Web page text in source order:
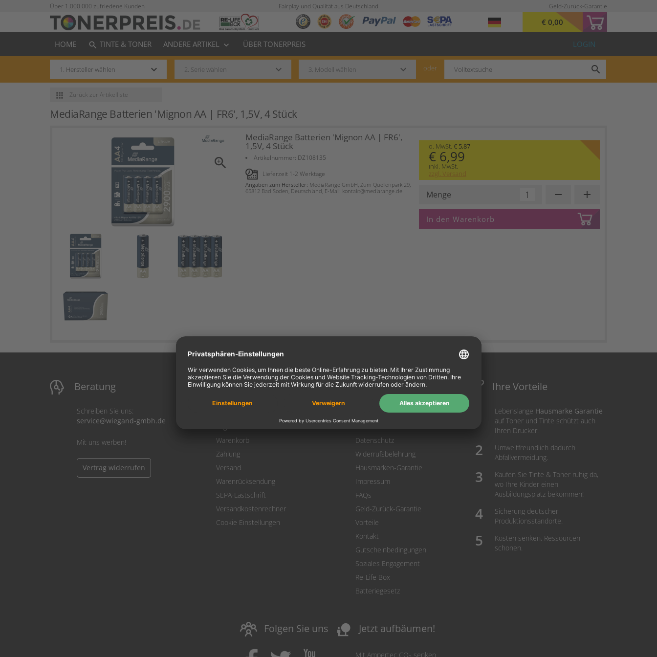
Über 1.000.000 zufriedene Kunden Fairplay und Qualität aus Deutschland Geld-Zurück-Garantie
€ 0,00
HOME search TINTE & TONER ANDERE ARTIKEL keyboard_arrow_down ÜBER TONERPREIS LOGIN
keyboard_arrow_down keyboard_arrow_down keyboard_arrow_down oder search
Zurück zur Artikelliste
apps
MediaRange Batterien 'Mignon AA | FR6', 1,5V, 4 Stück
zoom_in
MediaRange Batterien 'Mignon AA | FR6',
1,5V, 4 Stück
Artikelnummer: DZ108135
Lieferzeit 1-2 Werktage
Angaben zum Hersteller: MediaRange GmbH, Zum Quellenpark 29,
65812 Bad Soden, Deutschland, E-Mail: kontakt@mediarange.de
o. MwSt. € 5,87
€ 6,99
inkl. MwSt.
zzgl. Versand
Menge remove add
In den Warenkorb
Beratung
Schreiben Sie uns:
service@wiegand-gmbh.de
Mit uns werben!
Vertrag widerrufen
Mein Konto
Warenkorb
Zahlung
Versand
Warenrücksendung
SEPA-Lastschrift
Versandkostenrechner
Cookie Einstellungen
Information
Über uns
AGB
Datenschutz
Widerrufsbelehrung
Hausmarken-Garantie
Impressum
FAQs
Geld-Zurück-Garantie
Vorteile
Kontakt
Gutscheinbedingungen
Soziales Engagement
Re-Life Box
Batteriegesetz
Ihre Vorteile
Lebenslange Hausmarke Garantie
auf Toner und Tinte schützt auch
Ihren Drucker.
Umweltfreundlich dadurch
Abfallvermeidung.
Kaufen Sie Tinte & Toner ruhig da,
wo Ihre Kinder einen
Ausbildungsplatz bekommen!
Sicherung deutscher
Produktionsstandorte.
Kosten senken, Ressourcen
schonen.
Folgen Sie uns nature_people Jetzt aufbäumen!
Mit Ampertec CO senken